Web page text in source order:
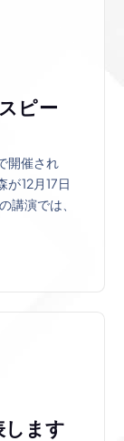
ピー
開催され
12月17日
講演では、
します